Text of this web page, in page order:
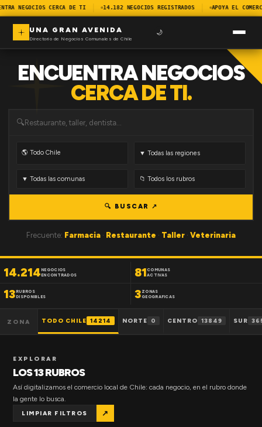
NEGOCIOS CERCA DE TI 14.182 NEGOCIOS REGISTRADOS APOYA EL
UNA GRAN AVENIDA
Directorio de Negocios Comunales de Chile
🌙
ENCUENTRA NEGOCIOS
CERCA DE TI.
🔍
🔍 BUSCAR ↗
Frecuente: Farmacia · Restaurante · Taller · Veterinaria
14.214NEGOCIOS
ENCONTRADOS
81 COMUNAS
ACTIVAS
13RUBROS
DISPONIBLES
3 ZONAS
GEOGRAFICAS
ZONA TODO CHILE 14214 NORTE 0 CENTRO 13849 SUR
EXPLORAR
LOS 13 RUBROS
Así digitalizamos el comercio local de Chile: cada negocio, en el rubro donde
la gente lo busca.
LIMPIAR FILTROS ↗